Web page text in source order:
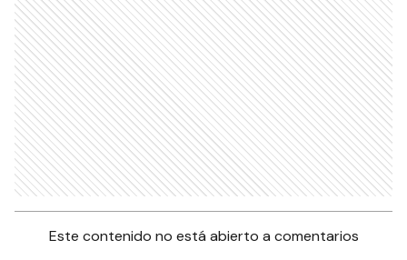
Este contenido no está abierto a comentarios